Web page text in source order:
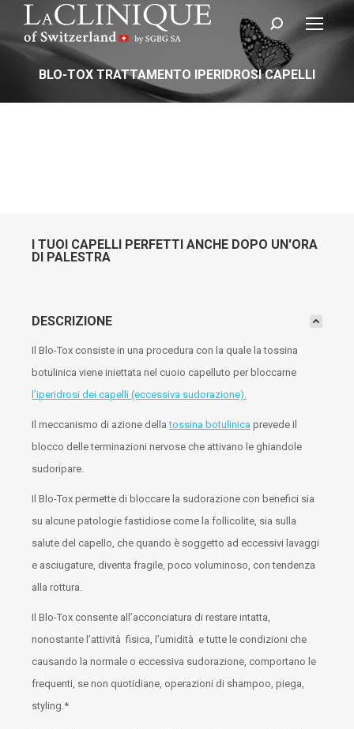
Cerca:
BLO-TOX TRATTAMENTO IPERIDROSI CAPELLI
I TUOI CAPELLI PERFETTI ANCHE DOPO UN'ORA
DI PALESTRA
DESCRIZIONE
Il Blo-Tox consiste in una procedura con la quale la tossina
botulinica viene iniettata nel cuoio capelluto per bloccarne
l’iperidrosi dei capelli (eccessiva sudorazione).
Il meccanismo di azione dellatossina botulinica prevede il
blocco delle terminazioni nervose che attivano le ghiandole
sudoripare.
Il Blo-Tox permette di bloccare la sudorazione con benefici sia
su alcune patologie fastidiose come la follicolite, sia sulla
salute del capello, che quando è soggetto ad eccessivi lavaggi
e asciugature, diventa fragile, poco voluminoso, con tendenza
alla rottura.
Il Blo-Tox consente all’acconciatura di restare intatta,
nonostante l’attività fisica, l’umidità e tutte le condizioni che
causando la normale o eccessiva sudorazione, comportano le
frequenti, se non quotidiane, operazioni di shampoo, piega,
styling.*